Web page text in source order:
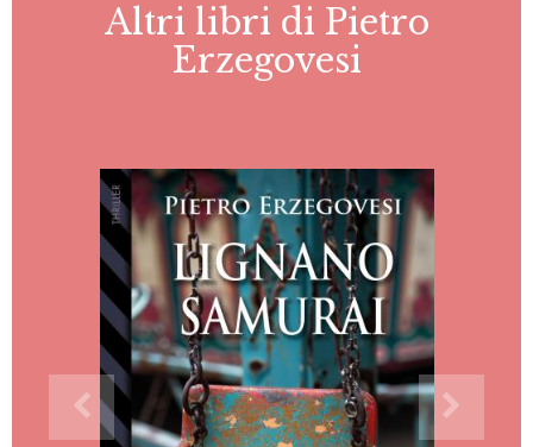
Altri libri di Pietro
Erzegovesi